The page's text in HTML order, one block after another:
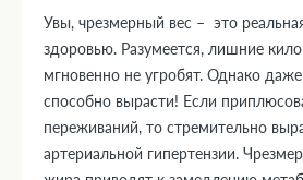
Увы, чрезмерный вес – это
здоровью. Разумеется, лишние
мгновенно не угробят. Однако
способно вырасти! Если
переживаний, то стремительно
артериальной гипертензии.